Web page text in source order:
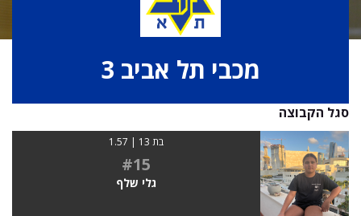
מכבי תל אביב 3
סגל הקבוצה
בת 13 | 1.57
#15
גלי שלף